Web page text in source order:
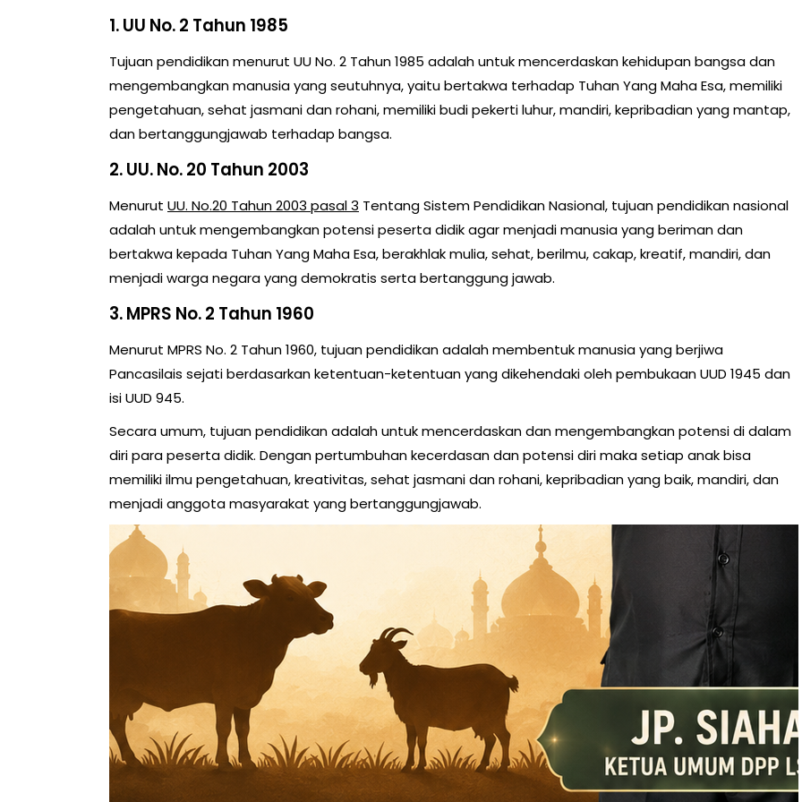
1. UU No. 2 Tahun 1985
Tujuan pendidikan menurut UU No. 2 Tahun 1985 adalah untuk mencerdaskan kehidupan bangsa dan
mengembangkan manusia yang seutuhnya, yaitu bertakwa terhadap Tuhan Yang Maha Esa, memiliki
pengetahuan, sehat jasmani dan rohani, memiliki budi pekerti luhur, mandiri, kepribadian yang mantap,
dan bertanggungjawab terhadap bangsa.
2. UU. No. 20 Tahun 2003
Menurut UU. No.20 Tahun 2003 pasal 3 Tentang Sistem Pendidikan Nasional, tujuan pendidikan nasional
adalah untuk mengembangkan potensi peserta didik agar menjadi manusia yang beriman dan
bertakwa kepada Tuhan Yang Maha Esa, berakhlak mulia, sehat, berilmu, cakap, kreatif, mandiri, dan
menjadi warga negara yang demokratis serta bertanggung jawab.
3. MPRS No. 2 Tahun 1960
Menurut MPRS No. 2 Tahun 1960, tujuan pendidikan adalah membentuk manusia yang berjiwa
Pancasilais sejati berdasarkan ketentuan-ketentuan yang dikehendaki oleh pembukaan UUD 1945 dan
isi UUD 945.
Secara umum, tujuan pendidikan adalah untuk mencerdaskan dan mengembangkan potensi di dalam
diri para peserta didik. Dengan pertumbuhan kecerdasan dan potensi diri maka setiap anak bisa
memiliki ilmu pengetahuan, kreativitas, sehat jasmani dan rohani, kepribadian yang baik, mandiri, dan
menjadi anggota masyarakat yang bertanggungjawab.